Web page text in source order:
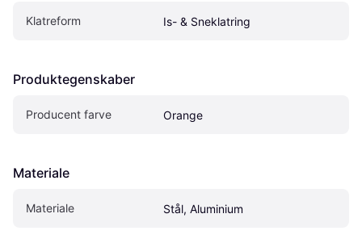
Klatreform Is- & Sneklatring
Produktegenskaber
Producent farve Orange
Materiale
Materiale Stål, Aluminium